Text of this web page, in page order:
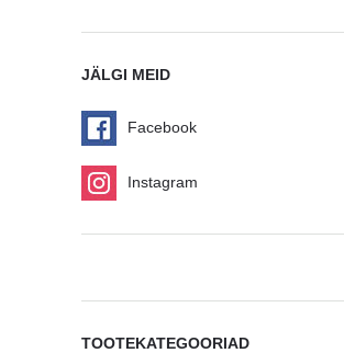
JÄLGI MEID
Facebook
Instagram
TOOTEKATEGOORIAD